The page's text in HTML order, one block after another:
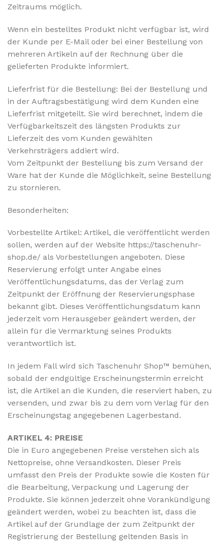
Zeitraums möglich.
Wenn ein bestelltes Produkt nicht verfügbar ist, wird
der Kunde per E-Mail oder bei einer Bestellung von
mehreren Artikeln auf der Rechnung über die
gelieferten Produkte informiert.
Lieferfrist für die Bestellung: Bei der Bestellung und
in der Auftragsbestätigung wird dem Kunden eine
Lieferfrist mitgeteilt. Sie wird berechnet, indem die
Verfügbarkeitszeit des längsten Produkts zur
Lieferzeit des vom Kunden gewählten
Verkehrsträgers addiert wird.
Vom Zeitpunkt der Bestellung bis zum Versand der
Ware hat der Kunde die Möglichkeit, seine Bestellung
zu stornieren.
Besonderheiten:
Vorbestellte Artikel: Artikel, die veröffentlicht werden
sollen, werden auf der Website https://taschenuhr-
shop.de/ als Vorbestellungen angeboten. Diese
Reservierung erfolgt unter Angabe eines
Veröffentlichungsdatums, das der Verlag zum
Zeitpunkt der Eröffnung der Reservierungsphase
bekannt gibt. Dieses Veröffentlichungsdatum kann
jederzeit vom Herausgeber geändert werden, der
allein für die Vermarktung seines Produkts
verantwortlich ist.
In jedem Fall wird sich Taschenuhr Shop™ bemühen,
sobald der endgültige Erscheinungstermin erreicht
ist, die Artikel an die Kunden, die reserviert haben, zu
versenden, und zwar bis zu dem vom Verlag für den
Erscheinungstag angegebenen Lagerbestand.
ARTIKEL 4: PREISE
Die in Euro angegebenen Preise verstehen sich als
Nettopreise, ohne Versandkosten. Dieser Preis
umfasst den Preis der Produkte sowie die Kosten für
die Bearbeitung, Verpackung und Lagerung der
Produkte. Sie können jederzeit ohne Vorankündigung
geändert werden, wobei zu beachten ist, dass die
Artikel auf der Grundlage der zum Zeitpunkt der
Registrierung der Bestellung geltenden Basis in